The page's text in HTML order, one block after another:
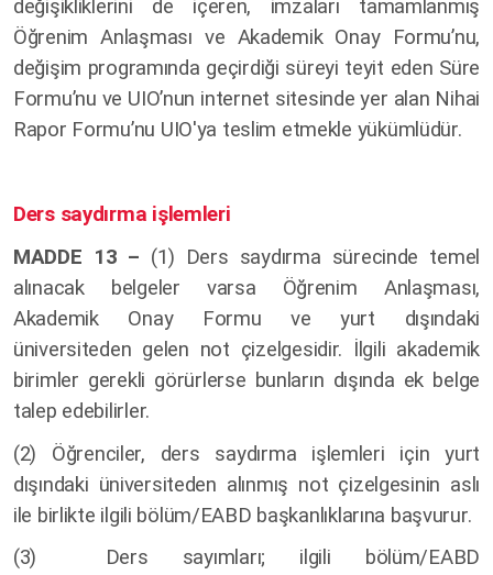
değişikliklerini de içeren, imzaları tamamlanmış
Öğrenim Anlaşması ve Akademik Onay Formu’nu,
değişim programında geçirdiği süreyi teyit eden Süre
Formu’nu ve UIO’nun internet sitesinde yer alan Nihai
Rapor Formu’nu UIO'ya teslim etmekle yükümlüdür.
Ders saydırma işlemleri
MADDE 13 – (1) Ders saydırma sürecinde temel
alınacak belgeler varsa Öğrenim Anlaşması,
Akademik Onay Formu ve yurt dışındaki
üniversiteden gelen not çizelgesidir. İlgili akademik
birimler gerekli görürlerse bunların dışında ek belge
talep edebilirler.
(2) Öğrenciler, ders saydırma işlemleri için yurt
dışındaki üniversiteden alınmış not çizelgesinin aslı
ile birlikte ilgili bölüm/EABD başkanlıklarına başvurur.
(3) Ders sayımları; ilgili bölüm/EABD